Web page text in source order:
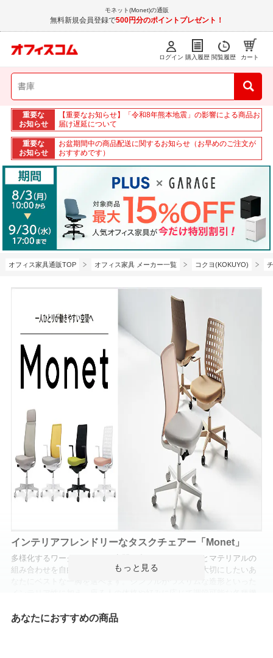
モネット(Monet)の通販
無料新規会員登録で500円分のポイントプレゼント！
ログイン 購入履歴 閲覧履歴 カート
重要な
お知らせ
【重要なお知らせ】「令和8年熊本地震」の影響による商品お
届け遅延について
重要な
お知らせ
お盆期間中の商品配送に関するお知らせ（お早めのご注文が
おすすめです）
オフィス家具通販TOP オフィス家具 メーカー一覧 コクヨ(KOKUYO)
インテリアフレンドリーなタスクチェアー「Monet」
多様化するワークスタイルや空間に合わせて、カラーとマテリアルの
組み合わせを自由にアレンジ。デザインも座り心地も大切にしたいあ
チュラルトーンがベースのボディーカラーは、空間に自然に溶け込む
あなたにおすすめの商品